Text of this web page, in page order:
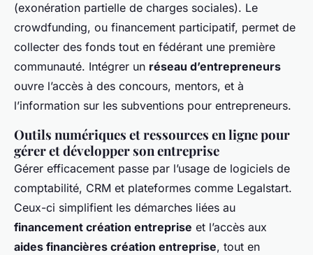
(exonération partielle de charges sociales). Le
crowdfunding, ou financement participatif, permet de
collecter des fonds tout en fédérant une première
communauté. Intégrer un réseau d’entrepreneurs
ouvre l’accès à des concours, mentors, et à
l’information sur les subventions pour entrepreneurs.
Outils numériques et ressources en ligne pour
gérer et développer son entreprise
Gérer efficacement passe par l’usage de logiciels de
comptabilité, CRM et plateformes comme Legalstart.
Ceux-ci simplifient les démarches liées au
financement création entreprise et l’accès aux
aides financières création entreprise, tout en